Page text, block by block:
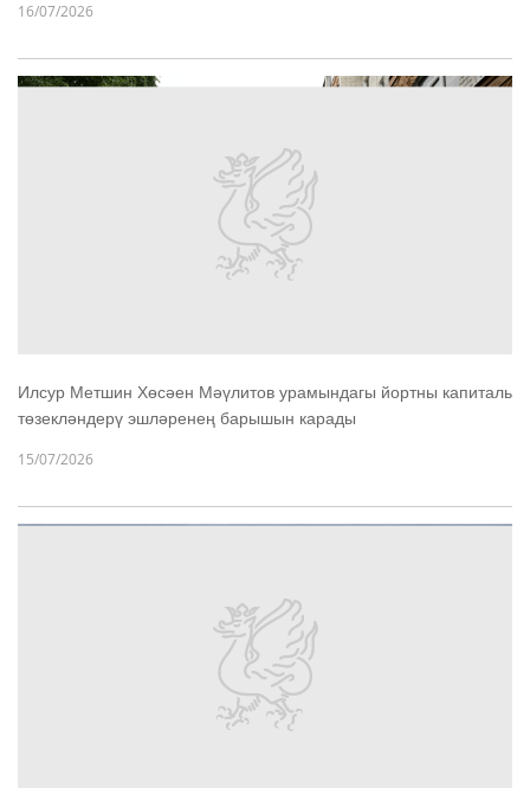
16/07/2026
Илсур Метшин Хөсәен Мәүлитов урамындагы йортны капиталь
төзекләндерү эшләренең барышын карады
15/07/2026